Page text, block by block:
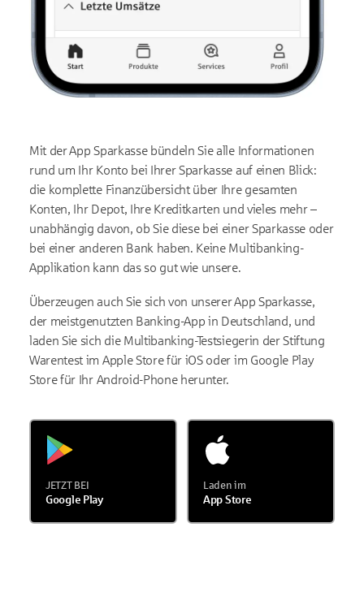
Mit der App Sparkasse bündeln Sie alle Informationen
rund um Ihr Konto bei Ihrer Sparkasse auf einen Blick:
die komplette Finanzübersicht über Ihre gesamten
Konten, Ihr Depot, Ihre Kreditkarten und vieles mehr –
unabhängig davon, ob Sie diese bei einer Sparkasse oder
bei einer anderen Bank haben. Keine Multibanking-
Applikation kann das so gut wie unsere.
Überzeugen auch Sie sich von unserer App Sparkasse,
der meistgenutzten Banking-App in Deutschland, und
laden Sie sich die Multibanking-Testsiegerin der Stiftung
Warentest im Apple Store für iOS oder im Google Play
Store für Ihr Android-Phone herunter.
JETZT BEI
Google Play
Laden im
App Store